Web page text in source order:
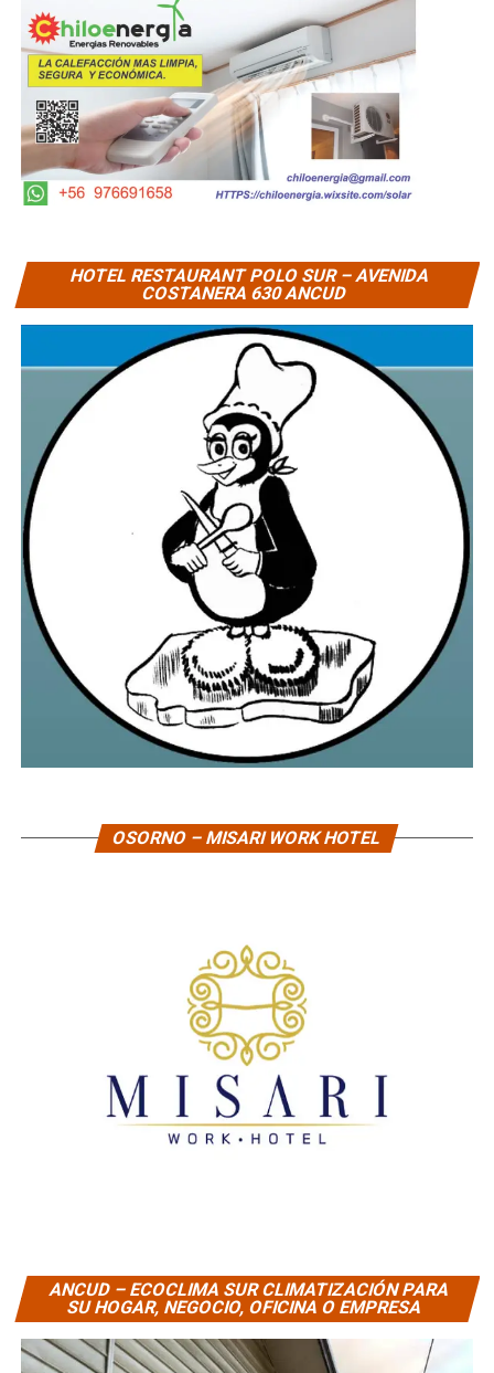
HOTEL RESTAURANT POLO SUR – AVENIDA
COSTANERA 630 ANCUD
OSORNO – MISARI WORK HOTEL
ANCUD – ECOCLIMA SUR CLIMATIZACIÓN PARA
SU HOGAR, NEGOCIO, OFICINA O EMPRESA